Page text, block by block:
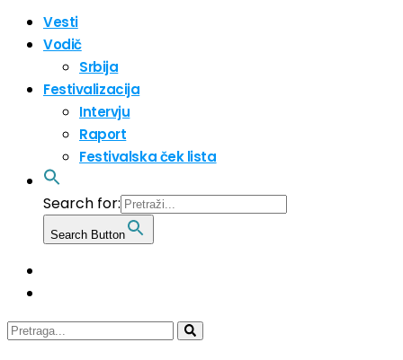
Vesti
Vodič
Srbija
Festivalizacija
Intervju
Raport
Festivalska ček lista
Search for:
Search Button